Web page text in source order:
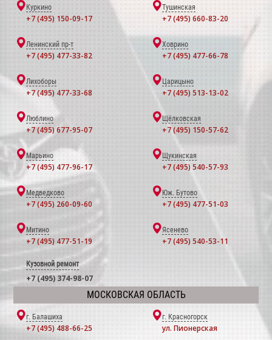
Куркино
+7 (495) 150-09-17
Тушинская
+7 (495) 660-83-20
Ленинский пр-т
+7 (495) 477-33-82
Ховрино
+7 (495) 477-66-78
Лихоборы
+7 (495) 477-33-68
Царицыно
+7 (495) 513-13-02
Люблино
+7 (495) 677-95-07
Щёлковская
+7 (495) 150-57-62
Марьино
+7 (495) 477-96-17
Щукинская
+7 (495) 540-57-93
Медведково
+7 (495) 260-09-60
Юж. Бутово
+7 (495) 477-51-03
Митино
+7 (495) 477-51-19
Ясенево
+7 (495) 540-53-11
Кузовной ремонт
+7 (495) 374-98-07
МОСКОВСКАЯ ОБЛАСТЬ
г. Балашиха
+7 (495) 488-66-25
г. Красногорск
ул. Пионерская